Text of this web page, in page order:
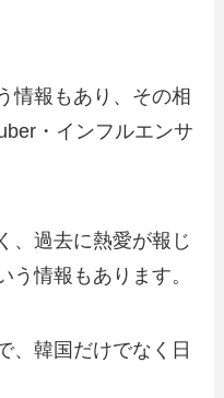
情報もあり、その相
・インフルエンサ
、過去に熱愛が報じ
う情報もあります。
、韓国だけでなく日